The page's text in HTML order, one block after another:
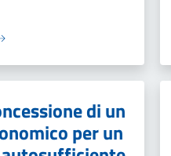
di un
per un